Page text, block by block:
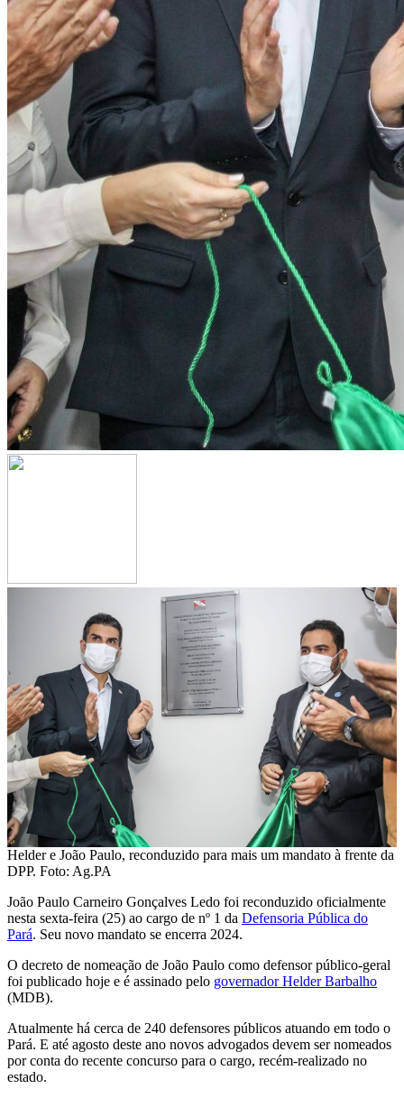
Helder e João Paulo, reconduzido para mais um mandato à frente da
DPP. Foto: Ag.PA
João Paulo Carneiro Gonçalves Ledo foi reconduzido oficialmente
nesta sexta-feira (25) ao cargo de nº 1 da Defensoria Pública do
Pará. Seu novo mandato se encerra 2024.
O decreto de nomeação de João Paulo como defensor público-geral
foi publicado hoje e é assinado pelo governador Helder Barbalho
(MDB).
Atualmente há cerca de 240 defensores públicos atuando em todo o
Pará. E até agosto deste ano novos advogados devem ser nomeados
por conta do recente concurso para o cargo, recém-realizado no
estado.